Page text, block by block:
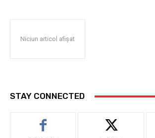
Niciun articol afișat
STAY CONNECTED